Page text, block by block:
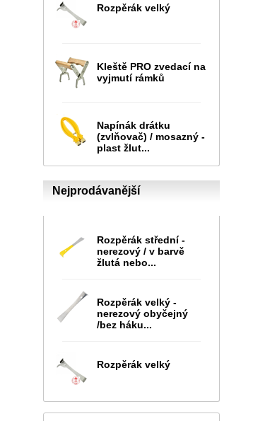
Rozpěrák velký
Kleště PRO zvedací na
vyjmutí rámků
Napínák drátku
(zvlňovač) / mosazný -
plast žlut...
Nejprodávanější
Rozpěrák střední -
nerezový / v barvě
žlutá nebo...
Rozpěrák velký -
nerezový obyčejný
/bez háku...
Rozpěrák velký